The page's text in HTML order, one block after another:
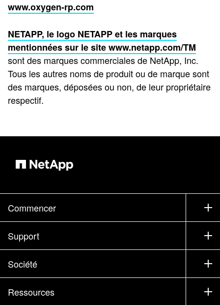
www.oxygen-rp.com
NETAPP, le logo NETAPP et les marques
mentionnées sur le sitewww.netapp.com/TM
sont des marques commerciales de NetApp, Inc.
Tous les autres noms de produit ou de marque sont
des marques, déposées ou non, de leur propriétaire
respectif.
Commencer
Comment acheter
Service commercial
Trouver un partenaire
Support
Support
Formation
Documentation
Société
Société
Ressources